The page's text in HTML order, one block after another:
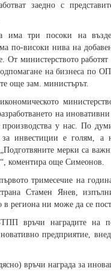
заедно с
има три посоки на
по-високи нива на
От министерството
на бизнеса по
още зам. министърът.
на
у нас. По
инвестиции е голям, а
мерки са
коментира още Симеонов.
тримесечие на
Стамен Янев,
в региона ни може да се
връчи наградите на
предприятие,
връчи награда за